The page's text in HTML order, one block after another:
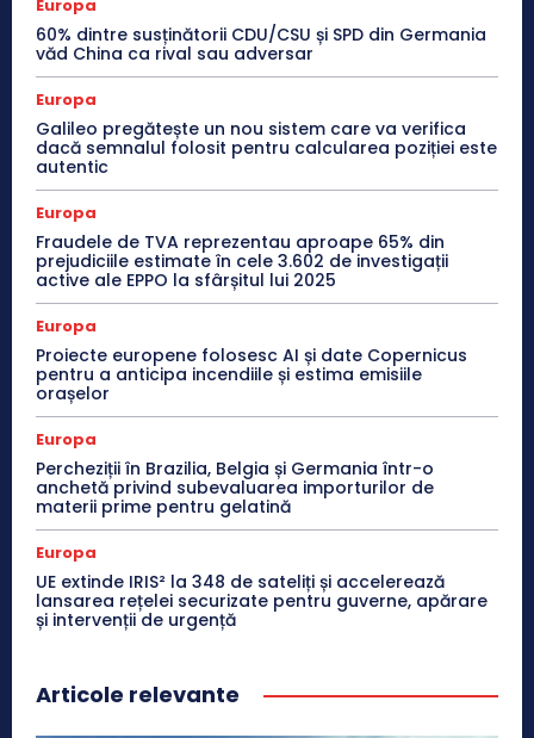
Europa
60% dintre susținătorii CDU/CSU și SPD din Germania
văd China ca rival sau adversar
Europa
Galileo pregătește un nou sistem care va verifica
dacă semnalul folosit pentru calcularea poziției este
autentic
Europa
Fraudele de TVA reprezentau aproape 65% din
prejudiciile estimate în cele 3.602 de investigații
active ale EPPO la sfârșitul lui 2025
Europa
Proiecte europene folosesc AI și date Copernicus
pentru a anticipa incendiile și estima emisiile
orașelor
Europa
Percheziții în Brazilia, Belgia și Germania într-o
anchetă privind subevaluarea importurilor de
materii prime pentru gelatină
Europa
UE extinde IRIS² la 348 de sateliți și accelerează
lansarea rețelei securizate pentru guverne, apărare
și intervenții de urgență
Articole relevante